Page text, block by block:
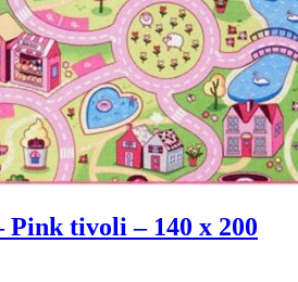
Pink tivoli – 140 x 200